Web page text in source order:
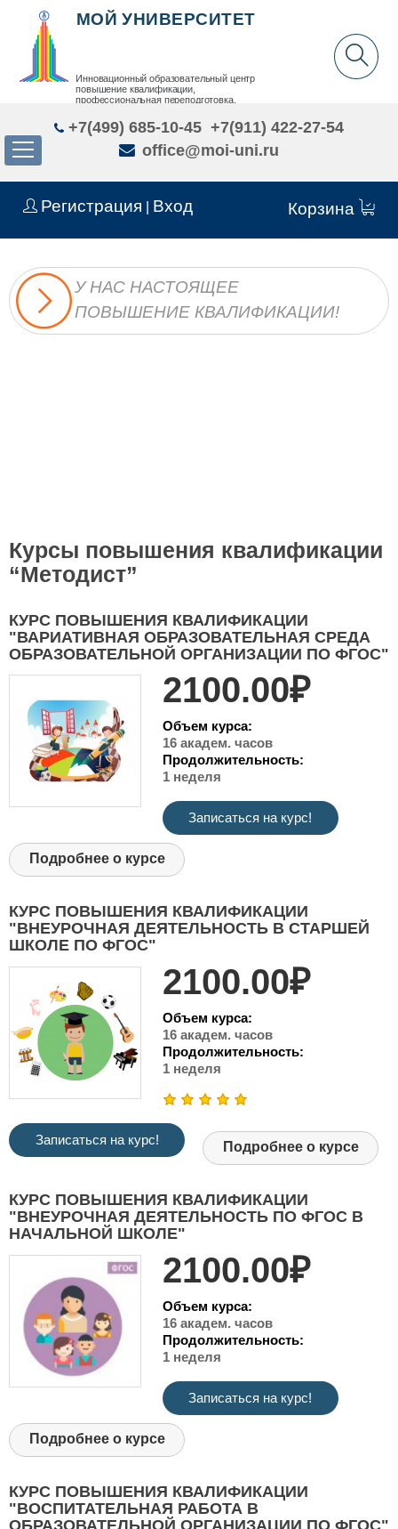
Регистрация Вход Корзина
МОЙ УНИВЕРСИТЕТ
Инновационный образовательный центр
повышение квалификации,
профессиональная переподготовка,
+7(499) 685-10-45 +7(911) 422-27-54
office@moi-uni.ru
У НАС НАСТОЯЩЕЕ
ПОВЫШЕНИЕ КВАЛИФИКАЦИИ!
Курсы повышения квалификации
“Методист”
КУРС ПОВЫШЕНИЯ КВАЛИФИКАЦИИ
"ВАРИАТИВНАЯ ОБРАЗОВАТЕЛЬНАЯ СРЕДА
ОБРАЗОВАТЕЛЬНОЙ ОРГАНИЗАЦИИ ПО ФГОС"
2100.00₽
Объем курса:
16 академ. часов
Продолжительность:
1 неделя
Записаться на курс!
Подробнее о курсе
КУРС ПОВЫШЕНИЯ КВАЛИФИКАЦИИ
"ВНЕУРОЧНАЯ ДЕЯТЕЛЬНОСТЬ В СТАРШЕЙ
ШКОЛЕ ПО ФГОС"
2100.00₽
Объем курса:
16 академ. часов
Продолжительность:
1 неделя
Записаться на курс! Подробнее о курсе
КУРС ПОВЫШЕНИЯ КВАЛИФИКАЦИИ
"ВНЕУРОЧНАЯ ДЕЯТЕЛЬНОСТЬ ПО ФГОС В
НАЧАЛЬНОЙ ШКОЛЕ"
2100.00₽
Объем курса:
16 академ. часов
Продолжительность:
1 неделя
Записаться на курс!
Подробнее о курсе
КУРС ПОВЫШЕНИЯ КВАЛИФИКАЦИИ
"ВОСПИТАТЕЛЬНАЯ РАБОТА В
ОБРАЗОВАТЕЛЬНОЙ ОРГАНИЗАЦИИ ПО ФГОС"